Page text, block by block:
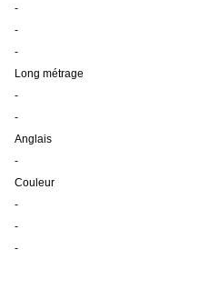
-
-
-
Long métrage
-
-
Anglais
-
Couleur
-
-
-